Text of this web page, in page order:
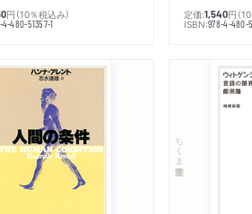
円 （10％税込み）
4-480-51357-1
定価:1,540円 （
ISBN:978-4-480-
ちくま学芸文庫